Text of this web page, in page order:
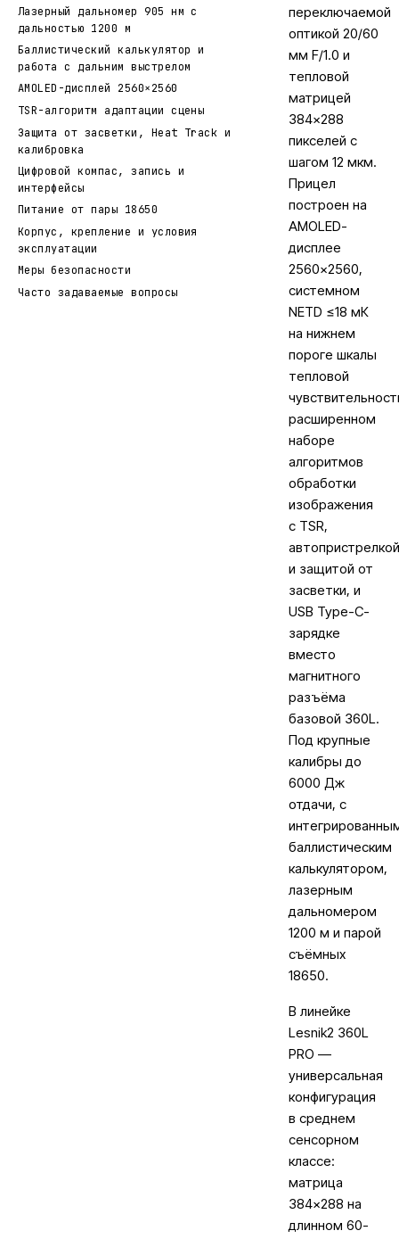
Лазерный дальномер 905 нм с
дальностью 1200 м
Баллистический калькулятор и
работа с дальним выстрелом
AMOLED-дисплей 2560×2560
TSR-алгоритм адаптации сцены
Защита от засветки, Heat Track и
калибровка
Цифровой компас, запись и
интерфейсы
Питание от пары 18650
Корпус, крепление и условия
эксплуатации
Меры безопасности
Часто задаваемые вопросы
переключаемой
оптикой 20/60
мм F/1.0 и
тепловой
матрицей
384×288
пикселей с
шагом 12 мкм.
Прицел
построен на
AMOLED-
дисплее
2560×2560,
системном
NETD ≤18 мК
на нижнем
пороге шкалы
тепловой
расширенном
наборе
алгоритмов
обработки
изображения
с TSR,
автопристрелкой
и защитой от
засветки, и
USB Type-C-
зарядке
вместо
магнитного
разъёма
базовой 360L.
Под крупные
калибры до
6000 Дж
отдачи, с
баллистическим
калькулятором,
лазерным
дальномером
1200 м и парой
съёмных
18650.
В линейке
Lesnik2 360L
PRO —
универсальная
конфигурация
в среднем
сенсорном
классе:
матрица
384×288 на
длинном 60-